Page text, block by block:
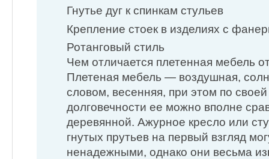
Гнутье дуг к спинкам стульев
Крепление стоек в изделиях с
Ротанговый стиль
Чем отличается плетенная мебель
Плетеная мебель — воздушная,
словом, весенняя, при этом по
долговечности ее можно вполне
деревянной. Ажурное кресло или
гнутых прутьев на первый взгляд
ненадежными, однако они весьма